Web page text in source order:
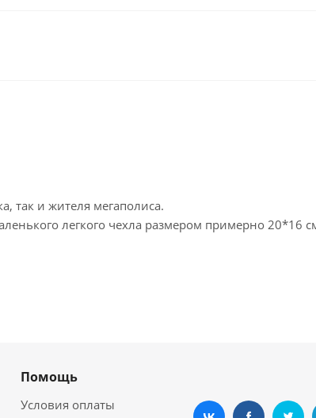
так и жителя мегаполиса.
легкого чехла размером примерно 20*16
Помощь
Условия оплаты